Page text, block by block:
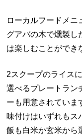
ローカルフードメニ
グアバの木で燻製し
は楽しむことができ
2スクープのライス
選べるプレートラン
ーも用意されていま
味付けはいずれもス
飯も白米か玄米から